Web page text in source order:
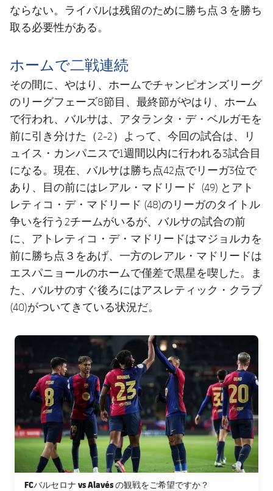
ならない。ライバルは残留のために勝ち点３を勝ち
取る必要性がある。
ホームで二戦連続
その間に、やはり、ホームでチャンピオンズリーグ
のリーグフェーズ8節目、最終節がやはり、ホーム
で行われ、バルサは、アタランタ・デ・ベルガモを
前に引き分けた（2-2）よって、今回の試合は、リ
ュイス・カンパニスで1週間以内に行われる3試合目
になる。現在、バルサは勝ち点42点でリーガ3位で
あり、目の前にはレアル・マドリード (49) とアト
レティコ・デ・マドリード (48)のリーガのタイトル
争いを行う2チームがいるが、バルサの試合の前
に、アトレティコ・デ・マドリードはマジョルカを
前に勝ち点３をあげ、一方のレアル・マドリードは
エスパニョールのホームで僅差で黒星を喫した。ま
た、バルサのすぐ後ろにはアスレティック・クラブ
(40)がついてきている状況だ。
FC Barcelona club badge
FCバルセロナ vs Alavés の観戦をご希望ですか？